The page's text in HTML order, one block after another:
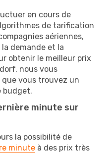
en cours de
de tarification
aériennes,
demande et la
obtenir le meilleur prix
nous vous
que vous trouvez un
budget.
minute sur
la possibilité de
minute à des prix très